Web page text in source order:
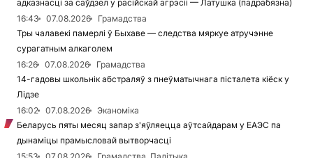
адказнасці за саўдзел у расійскай агрэсіі — Латушка (падрабязна)
16:43
07.08.2026
Грамадства
Тры чалавекі памерлі ў Быхаве — следства мяркуе атручэнне
сурагатным алкаголем
16:26
07.08.2026
Грамадства
14-гадовы школьнік абстраляў з пнеўматычнага пісталета кіёск у
Лідзе
16:02
07.08.2026
Эканоміка
Беларусь пяты месяц запар з'яўляецца аўтсайдарам у ЕАЭС па
дынаміцы прамысловай вытворчасці